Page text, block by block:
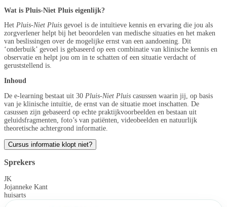
Wat is Pluis-Niet Pluis eigenlijk?
Het Pluis-Niet Pluis gevoel is de intuïtieve kennis en ervaring die jou als
zorgverlener helpt bij het beoordelen van medische situaties en het maken
van beslissingen over de mogelijke ernst van een aandoening. Dit
‘onderbuik’ gevoel is gebaseerd op een combinatie van klinische kennis en
observatie en helpt jou om in te schatten of een situatie verdacht of
geruststellend is.
Inhoud
De e-learning bestaat uit 30 Pluis-Niet Pluis casussen waarin jij, op basis
van je klinische intuïtie, de ernst van de situatie moet inschatten. De
casussen zijn gebaseerd op echte praktijkvoorbeelden en bestaan uit
geluidsfragmenten, foto’s van patiënten, videobeelden en natuurlijk
theoretische achtergrond informatie.
Cursus informatie klopt niet?
Sprekers
JK
Jojanneke Kant
huisarts